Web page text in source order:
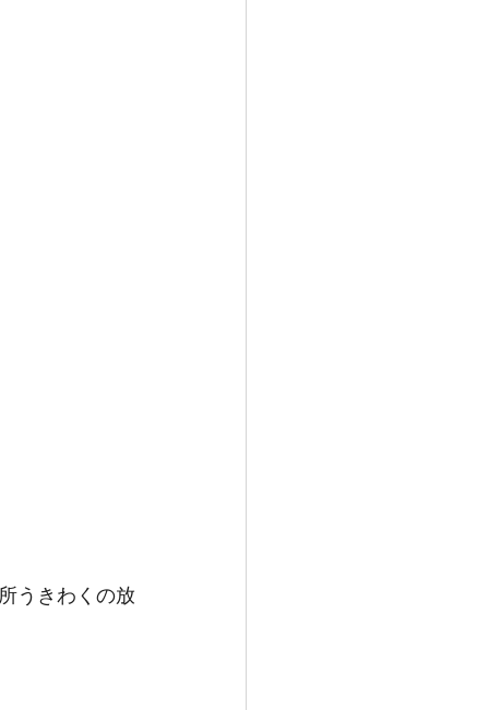
うきわくの放